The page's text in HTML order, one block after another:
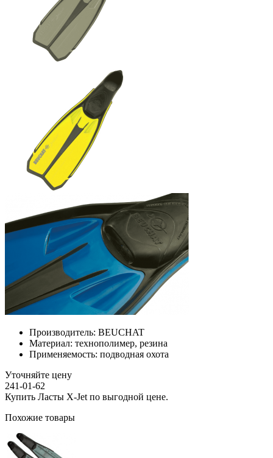
Производитель: BEUCHAT
Материал: технополимер, резина
Применяемость: подводная охота
Уточняйте цену
241-01-62
Купить Ласты X-Jet по выгодной цене.
Похожие товары